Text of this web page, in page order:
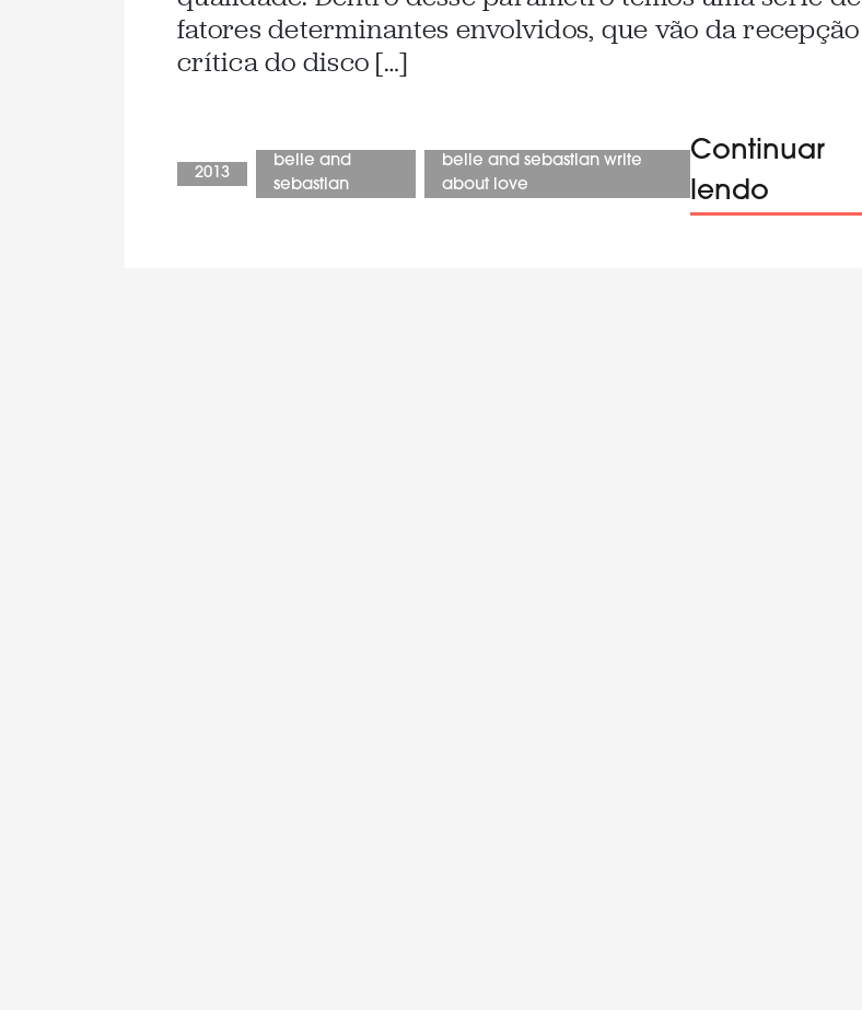
fatores determinantes envolvidos, que vão da recepção
crítica do disco […]
2013
belle and
sebastian
belle and sebastian write
about love
Continuar
lendo